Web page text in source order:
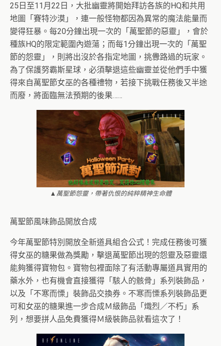
25日至11月22日，大批幽靈將開始拜訪各族的HQ和共用
地圖「賽特沙漠」，連一般怪物都因為異常的魔法能量而
變得狂暴。每20分鐘出現一次的「萬聖節的惡靈」，會於
種族HQ的限定範圍內遊蕩；而每1分鐘出現一次的「萬聖
節的怨靈」，則將出沒於各指定地圖，挑釁路過的玩家。
為了保護努霸斯星球，必須擊退這些幽靈並從他們手中獲
得來自萬聖節女巫的各種禮物，若接下挑戰任務後又半途
而廢，將面臨無法預期的後果……
▲萬聖節怨靈，帶著仇恨的純粹精神生命體
萬聖節風味飾品開放合成
今年萬聖節特別開放全新道具組合公式！完成任務後可獲
得女巫的糖果做為獎勵，擊退萬聖節出現的怨靈及惡靈還
能夠獲得寶物包。寶物包裡面除了有活動專屬道具實用的
藥水外，也有機會直接獲得「駭人的骸骨」系列裝飾品，
以及「不寒而慄」裝飾品交換券。不寒而慄系列裝飾品更
可和女巫的糖果進一步合成Ｍ級飾品「熾烈／不朽」系
列，想要拼人品免費獲得Ｍ級裝飾品就看這次了！